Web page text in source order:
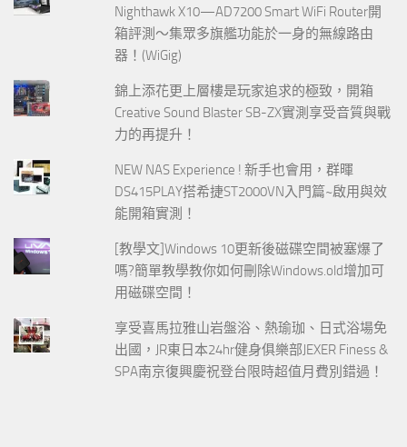
Nighthawk X10—AD7200 Smart WiFi Router開
箱評測～集眾多旗艦功能於一身的無線路由
器！(WiGig)
錦上添花更上層樓是玩家追求的極致，開箱
Creative Sound Blaster SB-ZX實測享受音質與戰
力的再提升！
NEW NAS Experience ! 新手也會用，群暉
DS415PLAY搭希捷ST2000VN入門篇~啟用與效
能開箱實測！
[教學文]Windows 10更新後磁碟空間被塞爆了
嗎?簡單教學教你如何刪除Windows.old增加可
用磁碟空間！
享受喜馬拉雅山岩盤浴、熱瑜珈、日式浴場免
出國，JR東日本24hr健身俱樂部JEXER Finess &
SPA南京復興慶祝登台限時超值月費別錯過！